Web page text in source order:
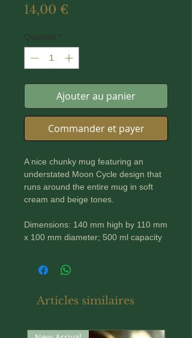
14,00 €
Quantité *
Ajouter au panier
Commander et payer
A nice chunky mug featuring an
understated Moon Cycle design that
runs around the entire mug in soft
cream and beige tones.
Dimensions: 140 mm high by 110 mm
x 100 mm diameter; 500 ml capacity
dishwasher.
Articles similaires